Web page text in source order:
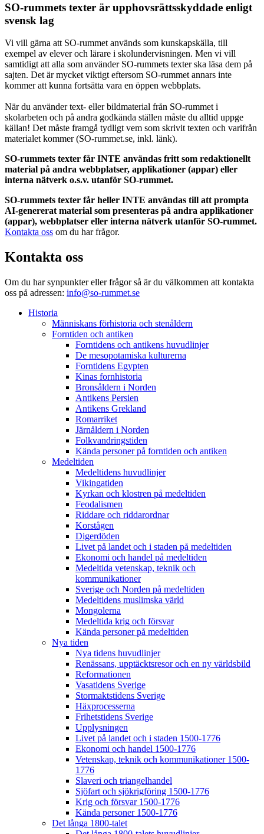
SO-rummets texter är upphovsrättsskyddade enligt
svensk lag
Vi vill gärna att SO-rummet används som kunskapskälla, till
exempel av elever och lärare i skolundervisningen. Men vi vill
samtidigt att alla som använder SO-rummets texter ska läsa dem på
sajten. Det är mycket viktigt eftersom SO-rummet annars inte
kommer att kunna fortsätta vara en öppen webbplats.
När du använder text- eller bildmaterial från SO-rummet i
skolarbeten och på andra godkända ställen måste du alltid uppge
källan! Det måste framgå tydligt vem som skrivit texten och varifrån
materialet kommer (SO-rummet.se, inkl. länk).
SO-rummets texter får INTE användas fritt som redaktionellt
material på andra webbplatser, applikationer (appar) eller
interna nätverk o.s.v. utanför SO-rummet.
SO-rummets texter får heller INTE användas till att prompta
AI-genererat material som presenteras på andra applikationer
(appar), webbplatser eller interna nätverk utanför SO-rummet.
Kontakta oss om du har frågor.
Kontakta oss
Om du har synpunkter eller frågor så är du välkommen att kontakta
oss på adressen: info@so-rummet.se
Historia
Människans förhistoria och stenåldern
Forntiden och antiken
Forntidens och antikens huvudlinjer
De mesopotamiska kulturerna
Forntidens Egypten
Kinas fornhistoria
Bronsåldern i Norden
Antikens Persien
Antikens Grekland
Romarriket
Järnåldern i Norden
Folkvandringstiden
Kända personer på forntiden och antiken
Medeltiden
Medeltidens huvudlinjer
Vikingatiden
Kyrkan och klostren på medeltiden
Feodalismen
Riddare och riddarordnar
Korstågen
Digerdöden
Livet på landet och i staden på medeltiden
Ekonomi och handel på medeltiden
Medeltida vetenskap, teknik och
kommunikationer
Sverige och Norden på medeltiden
Medeltidens muslimska värld
Mongolerna
Medeltida krig och försvar
Kända personer på medeltiden
Nya tiden
Nya tidens huvudlinjer
Renässans, upptäcktsresor och en ny världsbild
Reformationen
Vasatidens Sverige
Stormaktstidens Sverige
Häxprocesserna
Frihetstidens Sverige
Upplysningen
Livet på landet och i staden 1500-1776
Ekonomi och handel 1500-1776
Vetenskap, teknik och kommunikationer 1500-
1776
Slaveri och triangelhandel
Sjöfart och sjökrigföring 1500-1776
Krig och försvar 1500-1776
Kända personer 1500-1776
Det långa 1800-talet